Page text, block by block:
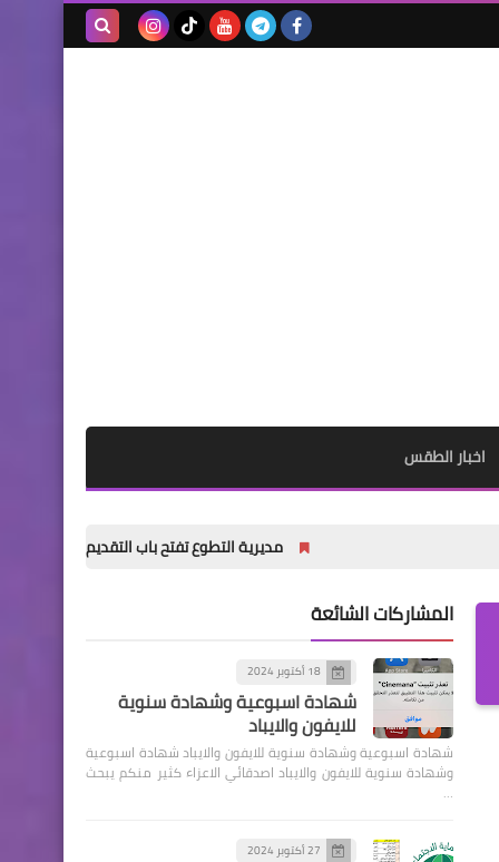
اخبار الطقس
مديرية التطوع تفتح باب التقديم للدورة (32) للمعهد العالي للتطوير الأمني والإداري
المشاركات الشائعة
18 أكتوبر 2024
شهادة اسبوعية وشهادة سنوية
للايفون والايباد
شهادة اسبوعية وشهادة سنوية للايفون والايباد شهادة اسبوعية
وشهادة سنوية للايفون والايباد اصدقائي الاعزاء كثير منكم يبحث
…
27 أكتوبر 2024